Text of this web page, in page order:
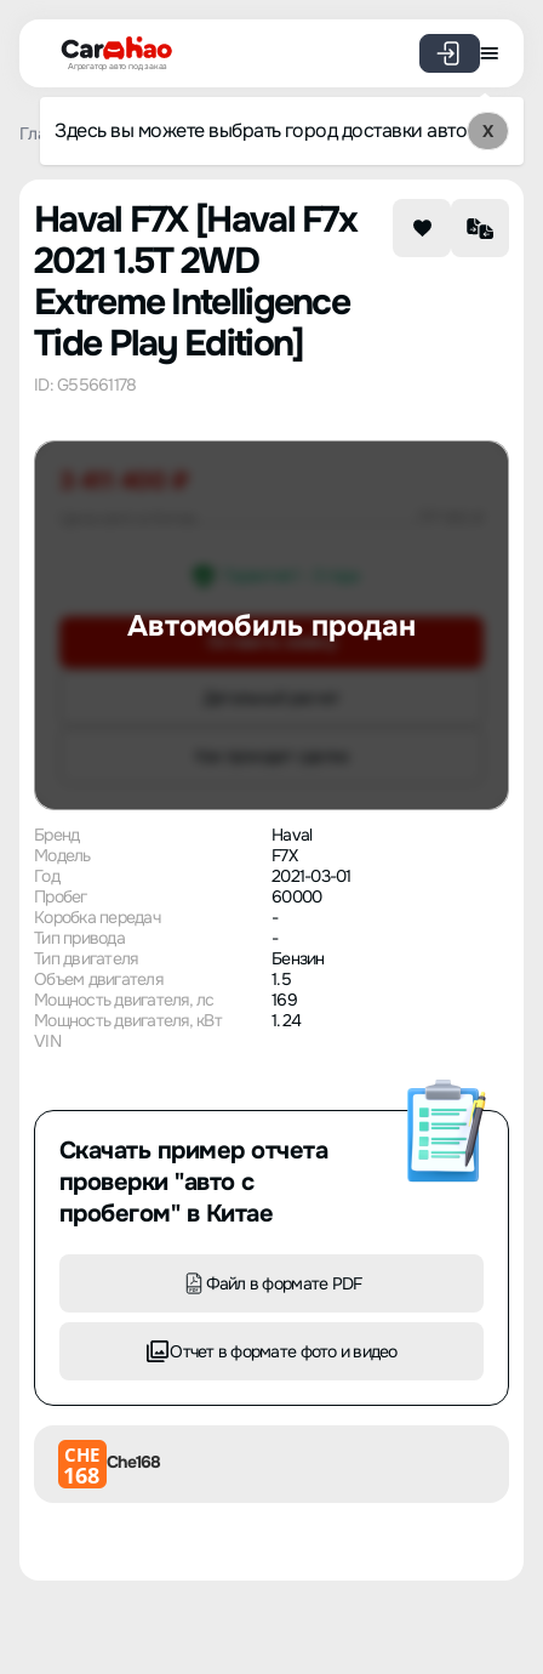
Агрегатор авто под заказ
Здесь вы можете выбрать город доставки авто X
Главная Список брендов Haval F7X Haval F7x 2021
Haval F7X [Haval F7x
2021 1.5T 2WD
Extreme Intelligence
Tide Play Edition]
ID: G55661178
Автомобиль продан
3 411 400 ₽
Оставить заявку
Бренд
Haval
Модель
F7X
Год
2021-03-01
Пробег
60000
Коробка передач
-
Тип привода
-
Тип двигателя
Бензин
Объем двигателя
1.5
Мощность двигателя, лс
169
Мощность двигателя, кВт
1.24
VIN
Скачать пример отчета
проверки "авто с
пробегом" в Китае
Файл в формате PDF
Отчет в формате фото и видео
CHE
168 Che168